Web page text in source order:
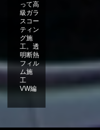
って高
級ガラ
スコー
ティン
グ施
工。透
明断熱
フィル
ム施
工
VW編